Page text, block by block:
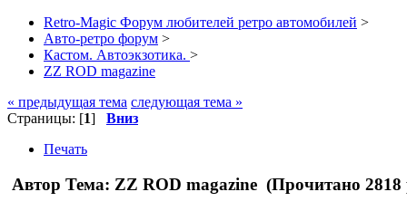
Retro-Magic Форум любителей ретро автомобилей >
Авто-ретро форум >
Кастом. Автоэкзотика. >
ZZ ROD magazine
« предыдущая тема следующая тема »
Страницы: [1] Вниз
Печать
Автор Тема: ZZ ROD magazine (Прочитано 2818